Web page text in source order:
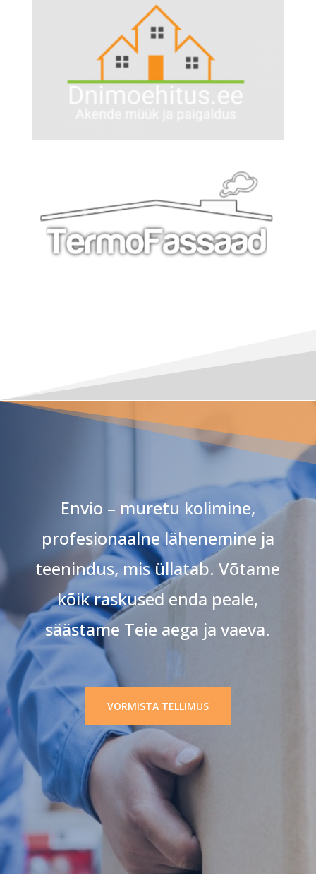
Envio – muretu kolimine,
profesionaalne lähenemine ja
teenindus, mis üllatab. Võtame
kõik raskused enda peale,
säästame Teie aega ja vaeva.
VORMISTA TELLIMUS